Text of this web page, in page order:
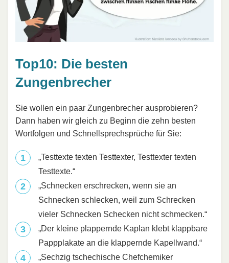
Top10: Die besten
Zungenbrecher
Sie wollen ein paar Zungenbrecher ausprobieren?
Dann haben wir gleich zu Beginn die zehn besten
Wortfolgen und Schnellsprechsprüche für Sie:
„Testtexte texten Testtexter, Testtexter texten
Testtexte.“
„Schnecken erschrecken, wenn sie an
Schnecken schlecken, weil zum Schrecken
vieler Schnecken Schecken nicht schmecken.“
„Der kleine plappernde Kaplan klebt klappbare
Pappplakate an die klappernde Kapellwand.“
„Sechzig tschechische Chefchemiker